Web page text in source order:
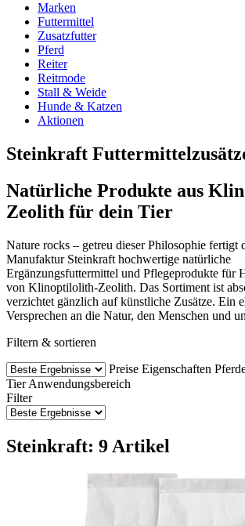
Marken
Futtermittel
Zusatzfutter
Pferd
Reiter
Reitmode
Stall & Weide
Hunde & Katzen
Aktionen
Steinkraft
Natürliche Produkte aus
Zeolith für dein Tier
Nature rocks – getreu dieser Philosophie fertigt
Manufaktur Steinkraft hochwertige natürliche
Ergänzungsfuttermittel und Pflegeprodukte für
von Klinoptilolith-Zeolith. Das Sortiment ist
verzichtet gänzlich auf künstliche Zusätze. Ein
Versprechen an die Natur, den Menschen und
Filtern & sortieren
Preise Eigenschaften
Tier Anwendungsbereich
Filter
Steinkraft: 9 Artikel